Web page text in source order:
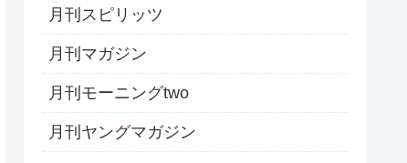
月刊スピリッツ
月刊マガジン
月刊モーニングtwo
月刊ヤングマガジン